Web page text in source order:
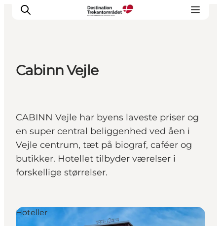
Det sker
Overnatning
Planlæg din rejse
Køb
Cabinn Vejle
CABINN Vejle har byens laveste priser og
en super central beliggenhed ved åen i
Vejle centrum, tæt på biograf, caféer og
butikker. Hotellet tilbyder værelser i
forskellige størrelser.
Hoteller